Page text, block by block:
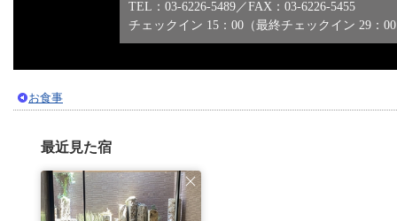
TEL：03-6226-5489／FAX：03-6226-5455
チェックイン 15：00（最終チェックイン 29：
お食事
最近見た宿